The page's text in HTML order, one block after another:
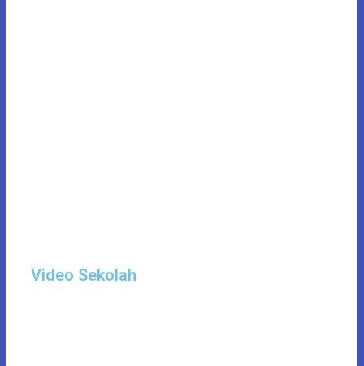
Video Sekolah